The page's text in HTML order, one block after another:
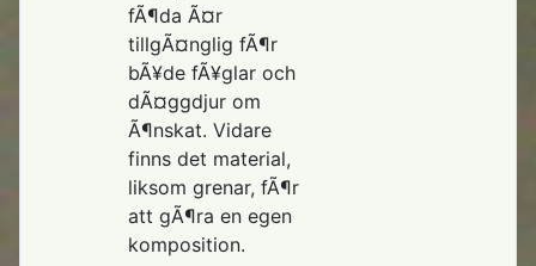
fÃ¶da Ã¤r
tillgÃ¤nglig fÃ¶r
bÃ¥de fÃ¥glar och
dÃ¤ggdjur om
Ã¶nskat. Vidare
finns det material,
liksom grenar, fÃ¶r
att gÃ¶ra en egen
komposition.